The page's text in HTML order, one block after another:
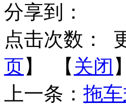
分享到：
点击次数：
页】 【 关闭 】
上一条： 拖